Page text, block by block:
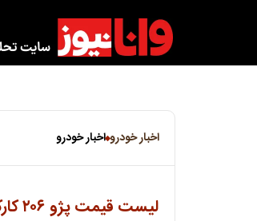
اخبار خودرو اخبار خودرو
لیست قیمت پژو ۲۰۶ کارکرده + جدول خرداد ۱۴۰۵